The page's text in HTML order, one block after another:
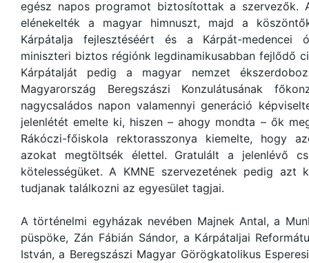
egész napos programot biztosítottak a szervezők.
elénekelték a magyar himnuszt, majd a
Kárpátalja fejlesztéséért és a Kárpát-medencei
miniszteri biztos régiónk legdinamikusabban fejlődő
Kárpátalját pedig a magyar nemzet
Magyarország Beregszászi Konzulátusának
nagycsaládos napon valamennyi generáció
jelenlétét emelte ki, hiszen – ahogy mondta – ők
Rákóczi-főiskola rektorasszonya kiemelte, hogy
azokat megtöltsék élettel. Gratulált a jelenlévő
kötelességüket. A KMNE szervezetének pedig azt
tudjanak találkozni az egyesület tagjai.
A történelmi egyházak nevében Majnek Antal, a
püspöke, Zán Fábián Sándor, a Kárpátaljai
István, a Beregszászi Magyar Görögkatolikus